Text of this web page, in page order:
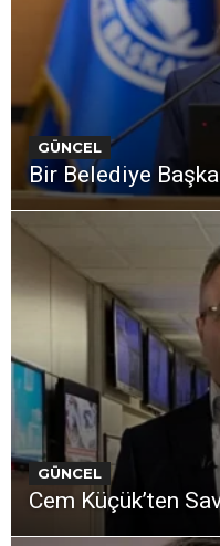
GÜNCEL
Bir Belediye
GÜNCEL
Cem Küçük’ten